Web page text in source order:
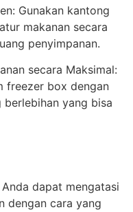
Gunakan kantong
makanan secara
penyimpanan.
secara Maksimal:
freezer box dengan
yang bisa
dapat mengatasi
dengan cara yang